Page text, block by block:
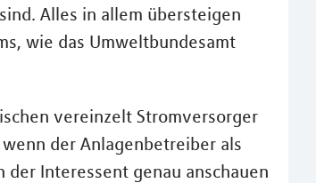
Alles in allem übersteigen
wie das Umweltbundesamt
vereinzelt Stromversorger
der Anlagenbetreiber als
der Interessent genau anschauen